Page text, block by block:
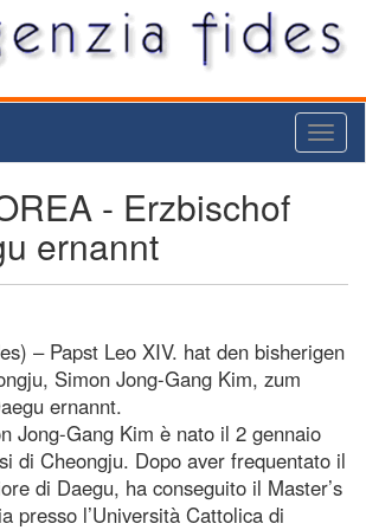
- Erzbischof
ernannt
– Papst Leo XIV. hat den bisherigen
Simon Jong-Gang Kim, zum
ernannt.
Jong-Gang Kim è nato il 2 gennaio
di Cheongju. Dopo aver frequentato il
di Daegu, ha conseguito il Master’s
presso l’Università Cattolica di